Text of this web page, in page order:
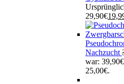
29,90€
Nachzucht
war: 39,90€
25,00€.